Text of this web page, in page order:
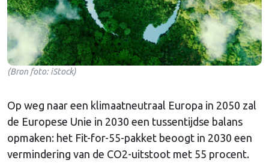
(Bron foto: iStock)
Op weg naar een klimaatneutraal Europa in 2050 zal
de Europese Unie in 2030 een tussentijdse balans
opmaken: het Fit-for-55-pakket beoogt in 2030 een
vermindering van de CO2-uitstoot met 55 procent.